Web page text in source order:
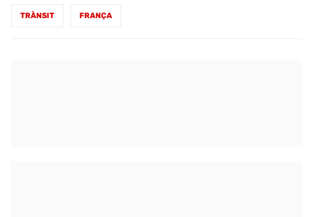
TRÀNSIT FRANÇA